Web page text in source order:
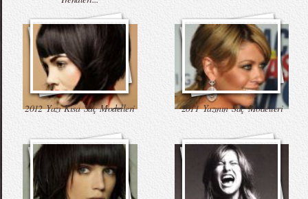
2012 Yazı Kısa Saç Modelleri 2011 Yazının Saç Modelleri